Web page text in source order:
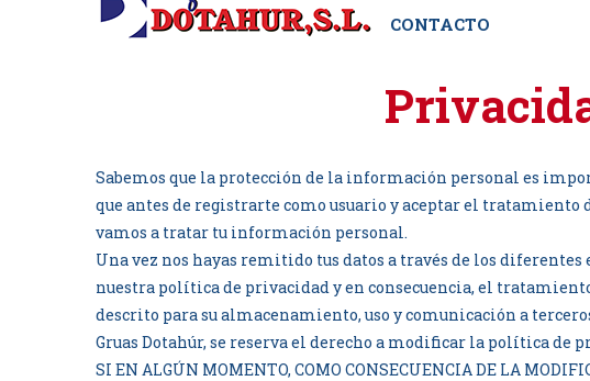
CONTACTO
Sabemos que la protección de la información personal es
que antes de registrarte como usuario y aceptar el
vamos a tratar tu información personal.
Una vez nos hayas remitido tus datos a través de los
nuestra política de privacidad y en consecuencia, el
descrito para su almacenamiento, uso y comunicación a
Gruas Dotahúr, se reserva el derecho a modificar la política
SI EN ALGÚN MOMENTO, COMO CONSECUENCIA DE LA